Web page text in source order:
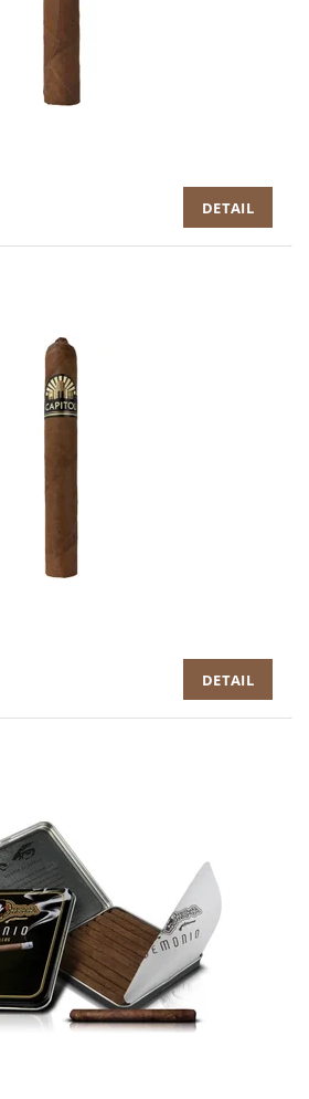
DETAIL
DETAIL